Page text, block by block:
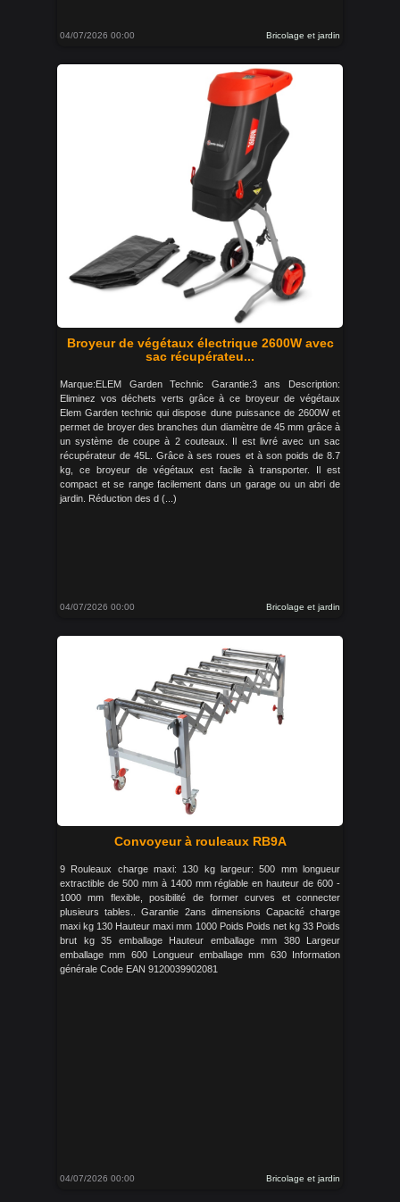
04/07/2026 00:00 Bricolage et jardin
Broyeur de végétaux électrique 2600W avec
sac récupérateu...
Marque:ELEM Garden Technic Garantie:3 ans Description:
Eliminez vos déchets verts grâce à ce broyeur de végétaux
Elem Garden technic qui dispose dune puissance de 2600W et
permet de broyer des branches dun diamètre de 45 mm grâce à
un système de coupe à 2 couteaux. Il est livré avec un sac
récupérateur de 45L. Grâce à ses roues et à son poids de 8.7
kg, ce broyeur de végétaux est facile à transporter. Il est
compact et se range facilement dans un garage ou un abri de
jardin. Réduction des d (...)
04/07/2026 00:00 Bricolage et jardin
Convoyeur à rouleaux RB9A
9 Rouleaux charge maxi: 130 kg largeur: 500 mm longueur
extractible de 500 mm à 1400 mm réglable en hauteur de 600 -
1000 mm flexible, posibilité de former curves et connecter
plusieurs tables.. Garantie 2ans dimensions Capacité charge
maxi kg 130 Hauteur maxi mm 1000 Poids Poids net kg 33 Poids
brut kg 35 emballage Hauteur emballage mm 380 Largeur
emballage mm 600 Longueur emballage mm 630 Information
générale Code EAN 9120039902081
04/07/2026 00:00 Bricolage et jardin